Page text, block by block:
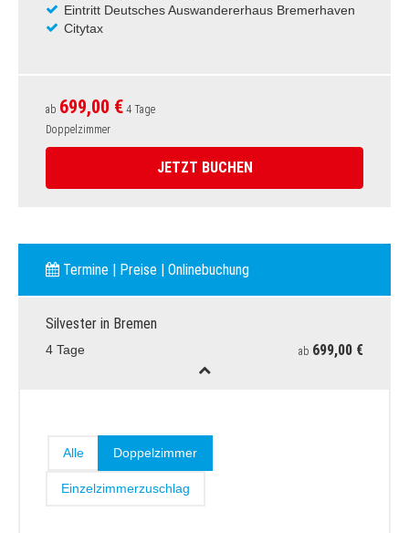
Eintritt Deutsches Auswandererhaus Bremerhaven
Citytax
ab 699,00 € 4 Tage
Doppelzimmer
JETZT BUCHEN
Termine | Preise | Onlinebuchung
Silvester in Bremen
4 Tage ab 699,00 €
Alle Doppelzimmer
Einzelzimmerzuschlag